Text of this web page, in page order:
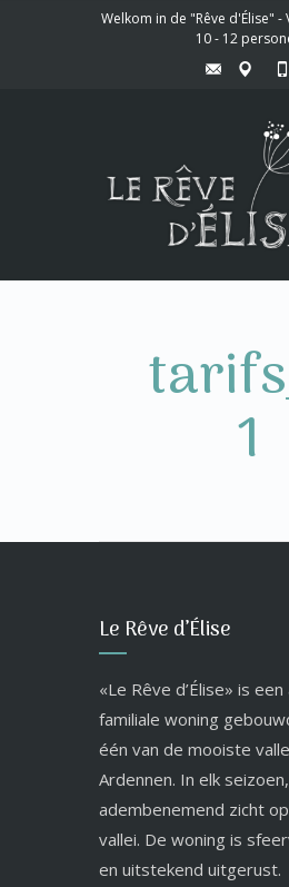
Welkom in de "Rêve d'Élise"
10 - 12
1
Le Rêve d’Élise
«Le Rêve d’Élise» is
familiale woning
één van de mooiste
Ardennen. In elk seizoen,
adembenemend zicht
vallei. De woning is
en uitstekend uitgerust.